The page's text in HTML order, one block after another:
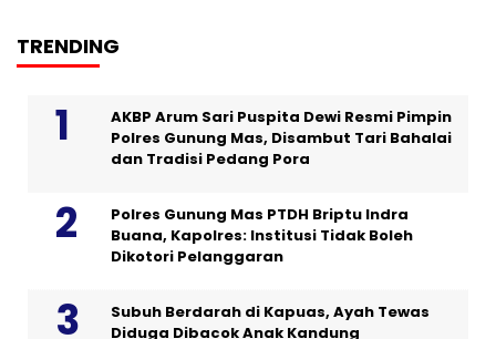
TRENDING
AKBP Arum Sari Puspita Dewi Resmi Pimpin
Polres Gunung Mas, Disambut Tari Bahalai
dan Tradisi Pedang Pora
Polres Gunung Mas PTDH Briptu Indra
Buana, Kapolres: Institusi Tidak Boleh
Dikotori Pelanggaran
Subuh Berdarah di Kapuas, Ayah Tewas
Diduga Dibacok Anak Kandung